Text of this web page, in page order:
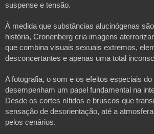
suspense e tensão.
À medida que substâncias alucinógenas
história, Cronenberg cria imagens
que combina visuais sexuais extremos,
desconcertantes e apenas uma total
A fotografia, o som e os efeitos especiais
desempenham um papel fundamental na
Desde os cortes nítidos e bruscos que
sensação de desorientação, até a
pelos cenários.